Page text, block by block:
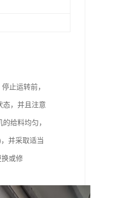
止运转前，
态，并且注意
给料均匀，
并采取适当
换或修